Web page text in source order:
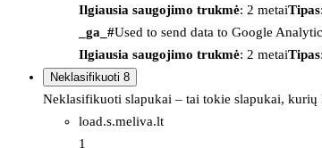
Ilgiausia saugojimo trukmė: 2 metaiTipas
_ga_#Used to send data to Google
Ilgiausia saugojimo trukmė: 2 metaiTipas
Neklasifikuoti 8
Neklasifikuoti slapukai – tai tokie slapukai,
load.s.meliva.lt
1